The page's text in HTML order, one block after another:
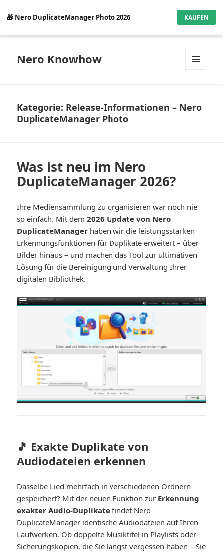
🎁 Nero DuplicateManager Photo 2026 KAUFEN
Nero Knowhow
Kategorie: Release-Informationen – Nero
DuplicateManager Photo
Was ist neu im Nero
DuplicateManager 2026?
Ihre Mediensammlung zu organisieren war noch nie
so einfach. Mit dem2026 Update von Nero
DuplicateManager haben wir die leistungsstarken
Erkennungsfunktionen für Duplikate erweitert – über
Bilder hinaus – und machen das Tool zur ultimativen
Lösung für die Bereinigung und Verwaltung Ihrer
digitalen Bibliothek.
🎵 Exakte Duplikate von
Audiodateien erkennen
Dasselbe Lied mehrfach in verschiedenen Ordnern
gespeichert? Mit der neuen Funktion zur Erkennung
exakter Audio-Duplikate findet Nero
DuplicateManager identische Audiodateien auf Ihren
Laufwerken. Ob doppelte Musiktitel in Playlists oder
Sicherungskopien, die Sie längst vergessen haben – Sie